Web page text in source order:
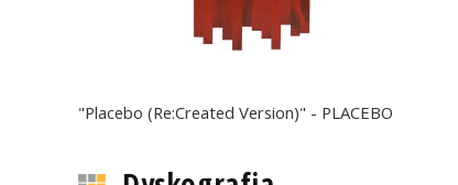
"Placebo (Re:Created Version)" - PLACEBO